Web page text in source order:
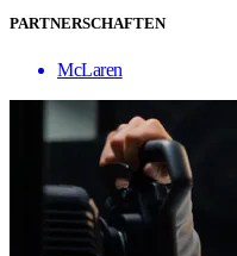
PARTNERSCHAFTEN
McLaren